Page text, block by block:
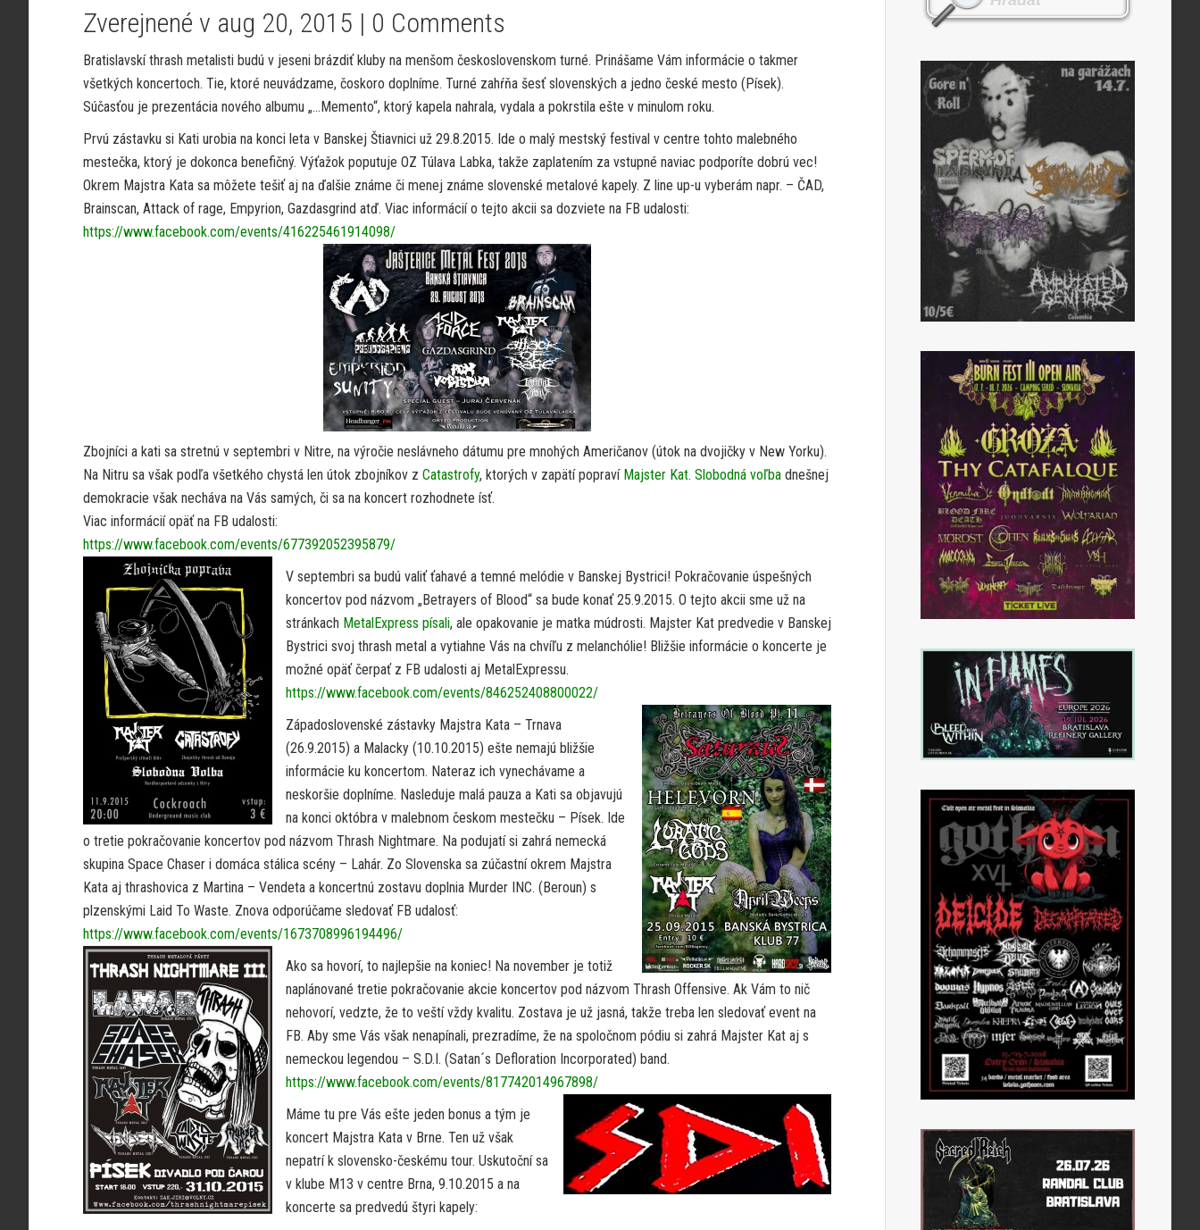
Zverejnené v aug 20, 2015 | 0 Comments
Bratislavskí thrash metalisti budú v jeseni brázdiť kluby na menšom československom turné. Prinášame Vám informácie o takmer
všetkých koncertoch. Tie, ktoré neuvádzame, čoskoro doplníme. Turné zahŕňa šesť slovenských a jedno české mesto (Písek).
Súčasťou je prezentácia nového albumu „…Memento“, ktorý kapela nahrala, vydala a pokrstila ešte v minulom roku.
Prvú zástavku si Kati urobia na konci leta v Banskej Štiavnici už 29.8.2015. Ide o malý mestský festival v centre tohto malebného
mestečka, ktorý je dokonca benefičný. Výťažok poputuje OZ Túlava Labka, takže zaplatením za vstupné naviac podporíte dobrú vec!
Okrem Majstra Kata sa môžete tešiť aj na ďalšie známe či menej známe slovenské metalové kapely. Z line up-u vyberám napr. – ČAD,
Brainscan, Attack of rage, Empyrion, Gazdasgrind atď. Viac informácií o tejto akcii sa dozviete na FB udalosti:
https://www.facebook.com/events/416225461914098/
Zbojníci a kati sa stretnú v septembri v Nitre, na výročie neslávneho dátumu pre mnohých Američanov (útok na dvojičky v New Yorku).
Na Nitru sa však podľa všetkého chystá len útok zbojníkov z Catastrofy, ktorých v zapätí popraví Majster Kat. Slobodná voľba dnešnej
demokracie však necháva na Vás samých, či sa na koncert rozhodnete ísť.
Viac informácií opäť na FB udalosti:
https://www.facebook.com/events/677392052395879/
V septembri sa budú valiť ťahavé a temné melódie v Banskej Bystrici! Pokračovanie úspešných
koncertov pod názvom „Betrayers of Blood“ sa bude konať 25.9.2015. O tejto akcii sme už na
stránkach MetalExpress písali, ale opakovanie je matka múdrosti. Majster Kat predvedie v Banskej
Bystrici svoj thrash metal a vytiahne Vás na chvíľu z melanchólie! Bližšie informácie o koncerte je
možné opäť čerpať z FB udalosti aj MetalExpressu.
https://www.facebook.com/events/846252408800022/
Západoslovenské zástavky Majstra Kata – Trnava
(26.9.2015) a Malacky (10.10.2015) ešte nemajú bližšie
informácie ku koncertom. Nateraz ich vynechávame a
neskoršie doplníme. Nasleduje malá pauza a Kati sa objavujú
na konci októbra v malebnom českom mestečku – Písek. Ide
o tretie pokračovanie koncertov pod názvom Thrash Nightmare. Na podujatí si zahrá nemecká
skupina Space Chaser i domáca stálica scény – Lahár. Zo Slovenska sa zúčastní okrem Majstra
Kata aj thrashovica z Martina – Vendeta a koncertnú zostavu doplnia Murder INC. (Beroun) s
plzenskými Laid To Waste. Znova odporúčame sledovať FB udalosť:
https://www.facebook.com/events/1673708996194496/
Ako sa hovorí, to najlepšie na koniec! Na november je totiž
naplánované tretie pokračovanie akcie koncertov pod názvom Thrash Offensive. Ak Vám to nič
nehovorí, vedzte, že to veští vždy kvalitu. Zostava je už jasná, takže treba len sledovať event na
FB. Aby sme Vás však nenapínali, prezradíme, že na spoločnom pódiu si zahrá Majster Kat aj s
nemeckou legendou – S.D.I. (Satan´s Defloration Incorporated) band.
https://www.facebook.com/events/817742014967898/
Máme tu pre Vás ešte jeden bonus a tým je
koncert Majstra Kata v Brne. Ten už však
nepatrí k slovensko-českému tour. Uskutoční sa
v klube M13 v centre Brna, 9.10.2015 a na
koncerte sa predvedú štyri kapely: